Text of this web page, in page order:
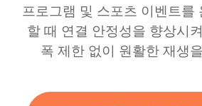
프로그램 및 스포츠 이벤트를
할 때 연결 안정성을 향상시
폭 제한 없이 원활한 재생